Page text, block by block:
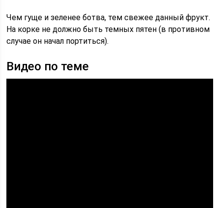
Чем гуще и зеленее ботва, тем свежее данный фрукт.
На корке не должно быть темных пятен (в противном
случае он начал портиться).
Видео по теме